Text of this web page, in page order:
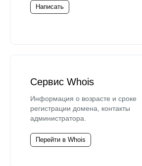
Написать
Сервис Whois
Информация о возрасте и сроке
регистрации домена, контакты
администратора.
Перейти в Whois